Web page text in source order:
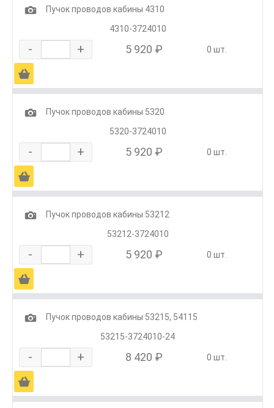
1
Пучок проводов кабины 4310
4310-3724010
- + 5 920 ₽ 0 шт.
Ä
1
Пучок проводов кабины 5320
5320-3724010
- + 5 920 ₽ 0 шт.
Ä
1
Пучок проводов кабины 53212
53212-3724010
- + 5 920 ₽ 0 шт.
Ä
1
Пучок проводов кабины 53215, 54115
53215-3724010-24
- + 8 420 ₽ 0 шт.
Ä